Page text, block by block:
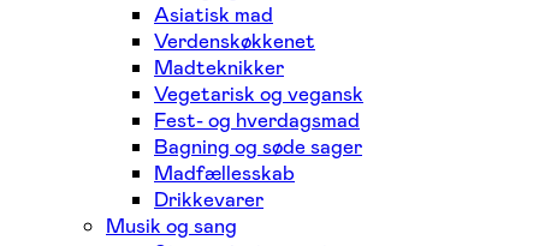
Asiatisk mad
Verdenskøkkenet
Madteknikker
Vegetarisk og vegansk
Fest- og hverdagsmad
Bagning og søde sager
Madfællesskab
Drikkevarer
Musik og sang